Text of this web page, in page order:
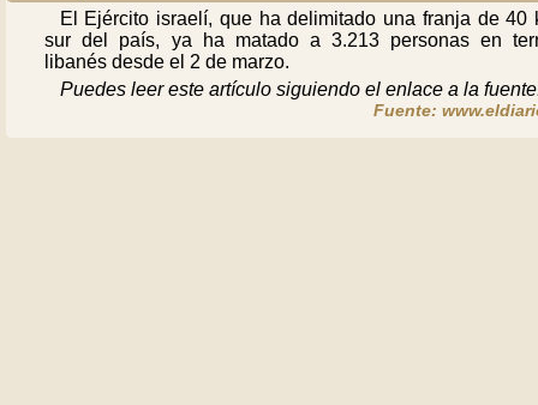
El Ejército israelí, que ha delimitado una franja de 40
sur del país, ya ha matado a 3.213 personas en
libanés desde el 2 de marzo.
Puedes leer este artículo siguiendo el enlace a la
Fuente: